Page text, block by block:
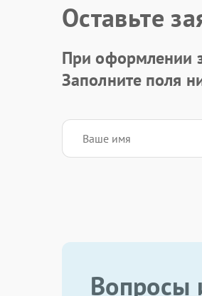
Оставьте
При оформлении
Заполните поля
Вопросы